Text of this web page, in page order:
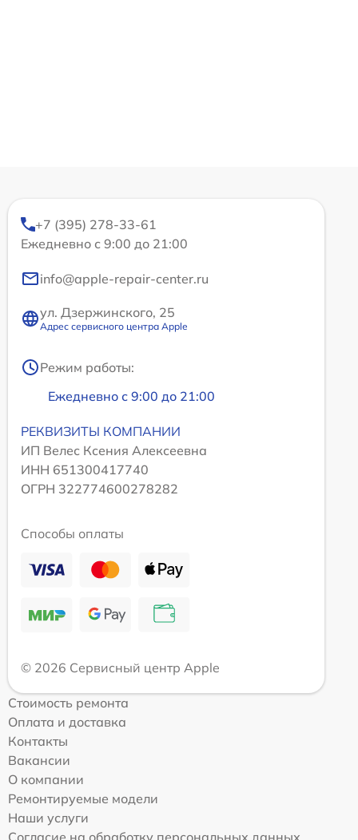
+7 (395) 278-33-61
Ежедневно с 9:00 до 21:00
info@apple-repair-center.ru
ул. Дзержинского, 25
Адрес сервисного центра Apple
Режим работы:
Ежедневно с 9:00 до 21:00
РЕКВИЗИТЫ КОМПАНИИ
ИП Велес Ксения Алексеевна
ИНН 651300417740
ОГРН 322774600278282
Способы оплаты
© 2026 Сервисный центр Apple
Стоимость ремонта
Оплата и доставка
Контакты
Вакансии
О компании
Ремонтируемые модели
Наши услуги